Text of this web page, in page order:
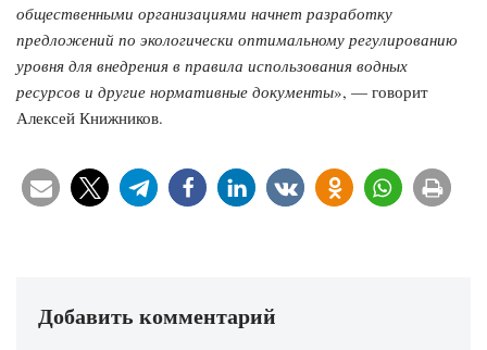
общественными организациями начнет разработку
предложений по экологически оптимальному регулированию
уровня для внедрения в правила использования водных
ресурсов и другие нормативные документы», — говорит
Алексей Книжников.
Добавить комментарий